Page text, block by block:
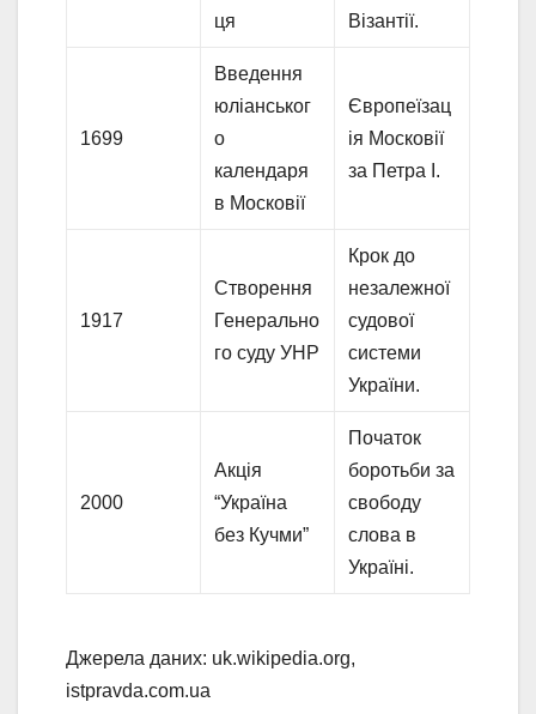
ця
Візантії.
1699
Введення
юліанськог
о
календаря
в Московії
Європеїзац
ія Московії
за Петра I.
1917
Створення
Генерально
го суду УНР
Крок до
незалежної
судової
системи
України.
2000
Акція
“Україна
без Кучми”
Початок
боротьби за
свободу
слова в
Україні.
Джерела даних: uk.wikipedia.org,
istpravda.com.ua